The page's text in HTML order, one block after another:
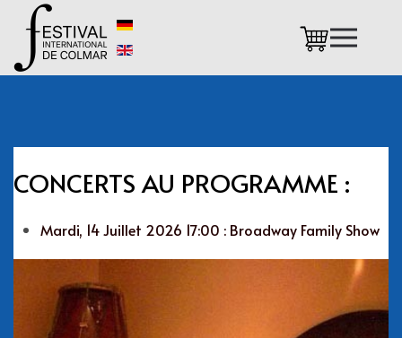
Accéder au contenu principal
CONCERTS AU PROGRAMME :
Mardi, 14 Juillet 2026 17:00 : Broadway Family Show